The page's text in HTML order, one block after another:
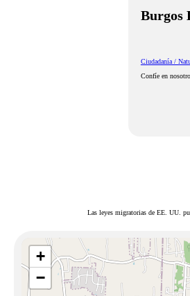
Burgos
Ciudadanía /
Confíe en
Las leyes migratorias de EE. UU.
+
−